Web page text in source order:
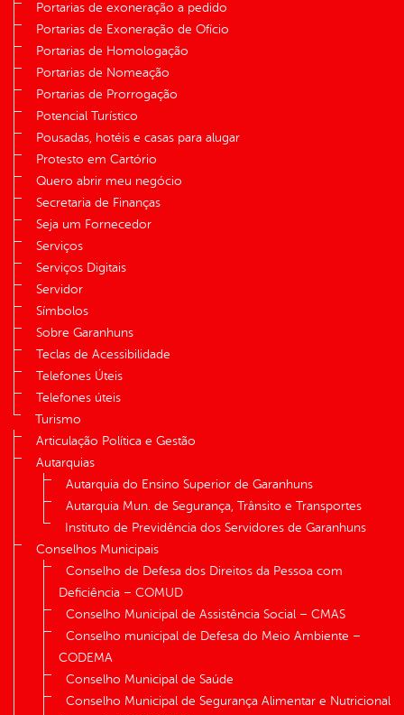
Portarias de exoneração a pedido
Portarias de Exoneração de Ofício
Portarias de Homologação
Portarias de Nomeação
Portarias de Prorrogação
Potencial Turístico
Pousadas, hotéis e casas para alugar
Protesto em Cartório
Quero abrir meu negócio
Secretaria de Finanças
Seja um Fornecedor
Serviços
Serviços Digitais
Servidor
Símbolos
Sobre Garanhuns
Teclas de Acessibilidade
Telefones Úteis
Telefones úteis
Turismo
Articulação Política e Gestão
Autarquias
Autarquia do Ensino Superior de Garanhuns
Autarquia Mun. de Segurança, Trânsito e Transportes
Instituto de Previdência dos Servidores de Garanhuns
Conselhos Municipais
Conselho de Defesa dos Direitos da Pessoa com
Deficiência – COMUD
Conselho Municipal de Assistência Social – CMAS
Conselho municipal de Defesa do Meio Ambiente –
CODEMA
Conselho Municipal de Saúde
Conselho Municipal de Segurança Alimentar e Nutricional